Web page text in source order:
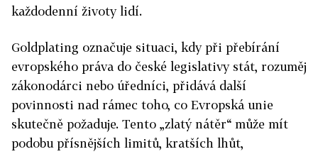
každodenní životy lidí.
Goldplating označuje situaci, kdy při přebírání
evropského práva do české legislativy stát, rozuměj
zákonodárci nebo úředníci, přidává další
povinnosti nad rámec toho, co Evropská unie
skutečně požaduje. Tento „zlatý nátěr“ může mít
podobu přísnějších limitů, kratších lhůt,